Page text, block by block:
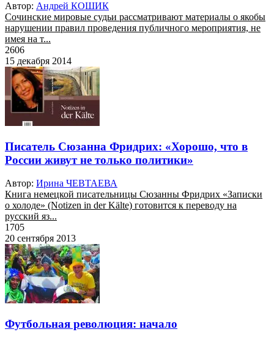
Автор: Андрей КОШИК
Сочинские мировые судьи рассматривают материалы о якобы
нарушении правил проведения публичного мероприятия, не
имея на т...
2606
15 декабря 2014
Писатель Сюзанна Фридрих: «Хорошо, что в
России живут не только политики»
Автор: Ирина ЧЕВТАЕВА
Книга немецкой писательницы Сюзанны Фридрих «Записки
о холоде» (Notizen in der Kälte) готовится к переводу на
русский яз...
1705
20 сентября 2013
Футбольная революция: начало